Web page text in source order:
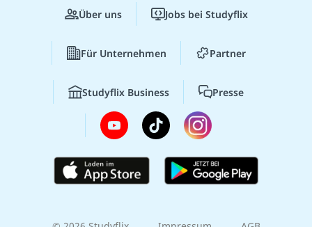
Über uns Jobs bei Studyflix
Für Unternehmen Partner
Studyflix Business Presse